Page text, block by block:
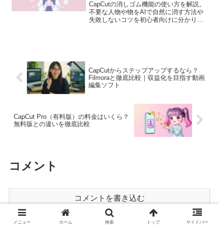
CapCutの消しゴム機能の使い方を解説。
不要な人物や物をAIで自然に消す方法や
失敗しないコツを初心者向けに分かりや
CapCutからステップアップするなら？
Filmoraと徹底比較｜収益化を目指す動画
編集ソフト
CapCut Pro（有料版）の料金はいくら？
無料版との違いを徹底比較
コメント
コメントを書き込む
メニュー ホーム 検索 トップ サイドバー